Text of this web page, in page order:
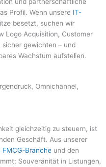
Profil. Wenn unsere IT-
besetzt, suchen wir
Logo Acquisition, Customer
sicher gewichten – und
Wachstum aufstellen.
Omnichannel,
gleichzeitig zu steuern, ist
Geschäft. Aus unserer
Branche und den
Souveränität in Listungen,